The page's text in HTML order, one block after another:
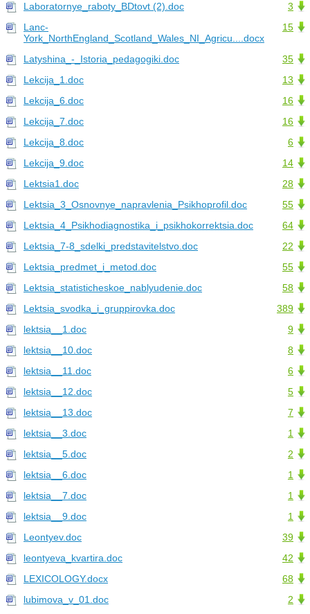
3
Laboratornye_raboty_BDtovt (2).doc
15
Lanc-
York_NorthEngland_Scotland_Wales_NI_Agricu....docx
35
Latyshina_-_Istoria_pedagogiki.doc
13
Lekcija_1.doc
16
Lekcija_6.doc
16
Lekcija_7.doc
6
Lekcija_8.doc
14
Lekcija_9.doc
28
Lektsia1.doc
55
Lektsia_3_Osnovnye_napravlenia_Psikhoprofil.doc
64
Lektsia_4_Psikhodiagnostika_i_psikhokorrektsia.doc
22
Lektsia_7-8_sdelki_predstavitelstvo.doc
55
Lektsia_predmet_i_metod.doc
58
Lektsia_statisticheskoe_nablyudenie.doc
389
Lektsia_svodka_i_gruppirovka.doc
9
lektsia__1.doc
8
lektsia__10.doc
6
lektsia__11.doc
5
lektsia__12.doc
7
lektsia__13.doc
1
lektsia__3.doc
2
lektsia__5.doc
1
lektsia__6.doc
1
lektsia__7.doc
1
lektsia__9.doc
39
Leontyev.doc
42
leontyeva_kvartira.doc
68
LEXICOLOGY.docx
2
lubimova_v_01.doc